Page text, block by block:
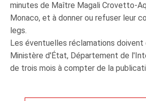
minutes de Maître Magali Crovetto-
Monaco, et à donner ou refuser leur
legs.
Les éventuelles réclamations doivent
Ministère d'État, Département de
de trois mois à compter de la